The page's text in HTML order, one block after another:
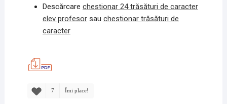
Descărcare chestionar 24 trăsături de caracter
elev profesorsau chestionar trăsături de
caracter
7 Îmi place!